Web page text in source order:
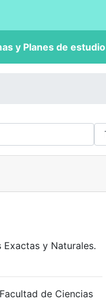
y Planes de estudio
Exactas y Naturales.
de Ciencias